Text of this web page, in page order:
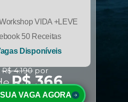
VIDA +LEVE
50 Receitas
Disponíveis
R$ 4.190por
R$ 366
VAGA AGORA